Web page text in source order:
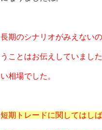
長期のシナリオがみえない
うことはお伝えしていまし
い相場でした。
短期トレードに関してはし